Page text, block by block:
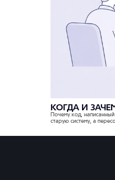
КОГДА И
Почему код,
старую систему, а